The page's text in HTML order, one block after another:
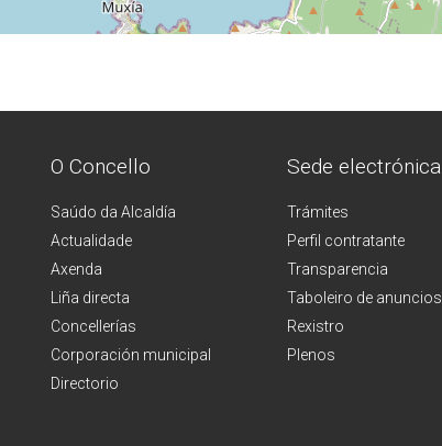
O Concello
Saúdo da Alcaldía
Actualidade
Axenda
Liña directa
Concellerías
Corporación municipal
Directorio
Sede electrónica
Trámites
Perfil contratante
Transparencia
Taboleiro de anuncios
Rexistro
Plenos